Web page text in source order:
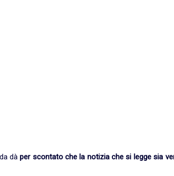
dàper scontato che la notizia che si legge sia